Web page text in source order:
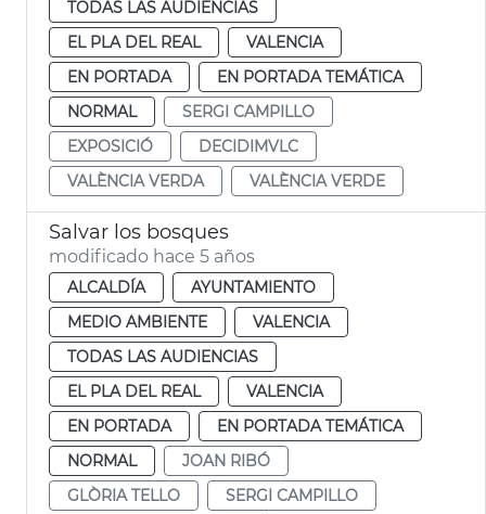
TODAS LAS AUDIENCIAS
EL PLA DEL REAL
VALENCIA
EN PORTADA
EN PORTADA TEMÁTICA
NORMAL
SERGI CAMPILLO
EXPOSICIÓ
DECIDIMVLC
VALÈNCIA VERDA
VALÈNCIA VERDE
Salvar los bosques
modificado hace 5 años
ALCALDÍA
AYUNTAMIENTO
MEDIO AMBIENTE
VALENCIA
TODAS LAS AUDIENCIAS
EL PLA DEL REAL
VALENCIA
EN PORTADA
EN PORTADA TEMÁTICA
NORMAL
JOAN RIBÓ
GLÒRIA TELLO
SERGI CAMPILLO